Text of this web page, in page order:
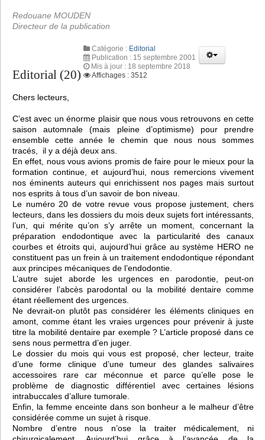
Redouane MOUDEN
Directeur de la publication
Editorial (20)
Catégorie : Editorial
Publication : 15 septembre 2001
Mis à jour : 18 septembre 2018
Affichages : 3512
Chers lecteurs,
C’est avec un énorme plaisir que nous vous retrouvons en cette
saison automnale (mais pleine d’optimisme) pour prendre
ensemble cette année le chemin que nous nous sommes
tracés, il y a déjà deux ans.
En effet, nous vous avions promis de faire pour le mieux pour la
formation continue, et aujourd’hui, nous remercions vivement
nos éminents auteurs qui enrichissent nos pages mais surtout
nos esprits à tous d’un savoir de bon niveau.
Le numéro 20 de votre revue vous propose justement, chers
lecteurs, dans les dossiers du mois deux sujets fort intéressants,
l’un, qui mérite qu’on s’y arrête un moment, concernant la
préparation endodontique avec la particularité des canaux
courbes et étroits qui, aujourd’hui grâce au système HERO ne
constituent pas un frein à un traitement endodontique répondant
aux principes mécaniques de l’endodontie.
L’autre sujet aborde les urgences en parodontie, peut-on
considérer l’abcès parodontal ou la mobilité dentaire comme
étant réellement des urgences.
Ne devrait-on plutôt pas considérer les éléments cliniques en
amont, comme étant les vraies urgences pour prévenir à juste
titre la mobilité dentaire par exemple ? L’article proposé dans ce
sens nous permettra d’en juger.
Le dossier du mois qui vous est proposé, cher lecteur, traite
d’une forme clinique d’une tumeur des glandes salivaires
accessoires rare car méconnue et parce qu’elle pose le
problème de diagnostic différentiel avec certaines lésions
intrabuccales d’allure tumorale.
Enfin, la femme enceinte dans son bonheur a le malheur d’être
considérée comme un sujet à risque.
Nombre d’entre nous n’ose la traiter médicalement, ni